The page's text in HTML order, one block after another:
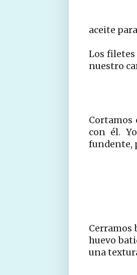
aceite
Los
nuestro
con él.
fundente,
Cerramos
huevo
una